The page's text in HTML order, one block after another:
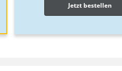
Jetzt bestellen